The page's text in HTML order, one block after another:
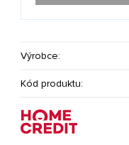
Výrobce:
Kód produktu: